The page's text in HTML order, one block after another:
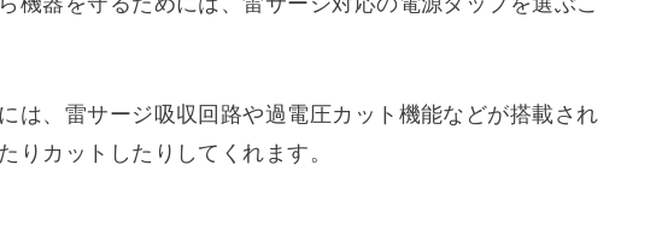
ポイントについてですが、以下の7つの機能に注目すると
きに発生する高圧の電流のことです。